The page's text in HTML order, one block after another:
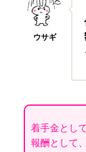
ウサギ
着手金とし
報酬として